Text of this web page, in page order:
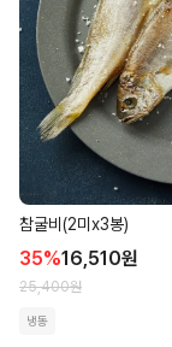
참굴비(2미x3봉)
35%16,510원
25,400원
냉동